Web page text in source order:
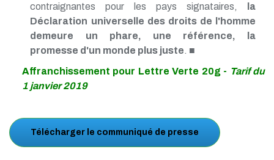
contraignantes pour les pays signataires,
la
Déclaration universelle des droits de l'homme
demeure un phare, une référence, la
promesse d'un monde plus juste. ■
Affranchissement pour Lettre Verte 20g - Tarif du
1 janvier 2019
Télécharger le communiqué de presse